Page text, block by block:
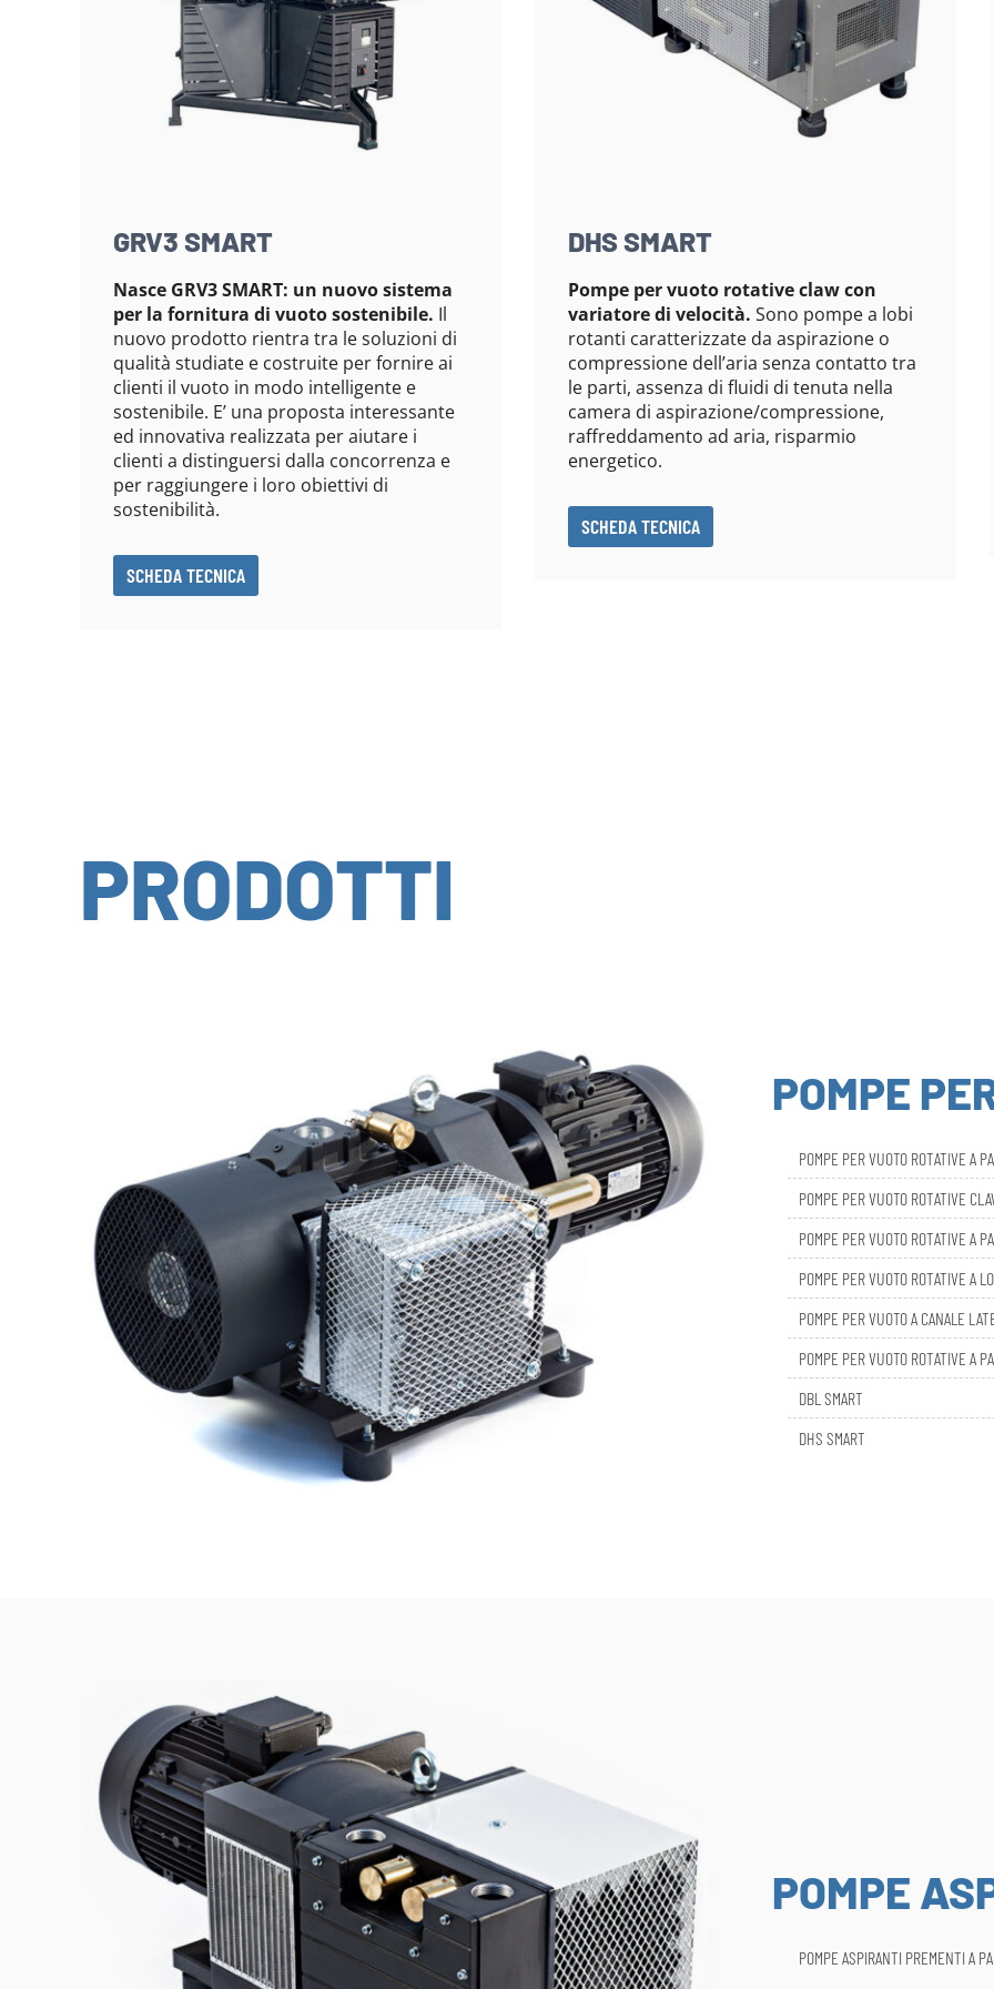
GRV3 SMART
Nasce GRV3 SMART: un nuovo sistema
per la fornitura di vuoto sostenibile. Il
nuovo prodotto rientra tra le soluzioni di
qualità studiate e costruite per fornire ai
clienti il vuoto in modo intelligente e
sostenibile. E’ una proposta interessante
ed innovativa realizzata per aiutare i
clienti a distinguersi dalla concorrenza e
per raggiungere i loro obiettivi di
sostenibilità.
SCHEDA TECNICA
DHS SMART
Pompe per vuoto rotative claw con
variatore di velocità. Sono pompe a lobi
rotanti caratterizzate da aspirazione o
compressione dell’aria senza contatto tra
le parti, assenza di fluidi di tenuta nella
camera di aspirazione/compressione,
raffreddamento ad aria, risparmio
energetico.
SCHEDA TECNICA
PRODOTTI
POMPE
POMPE PER VUOTO ROTATIVE A
POMPE PER VUOTO ROTATIVE
POMPE PER VUOTO ROTATIVE A
POMPE PER VUOTO ROTATIVE A
POMPE PER VUOTO A CANALE
POMPE PER VUOTO ROTATIVE A
DBL SMART
DHS SMART
POMPE
POMPE ASPIRANTI PREMENTI A